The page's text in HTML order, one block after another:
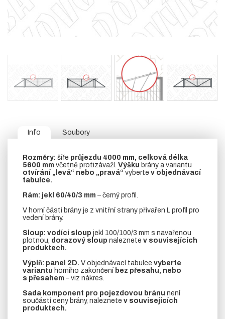
Info Soubory
Rozměry: šíře průjezdu 4000 mm, celková délka
5600 mm včetně protizávaží. Výšku brány a variantu
otvírání „levá“ nebo „pravá“ vyberte v objednávací
tabulce.
Rám: jekl 60/40/3 mm – černý profil.
V horní části brány je z vnitřní strany přivařen L profil pro
vedení brány.
Sloup: vodící sloup jekl 100/100/3 mm s navařenou
plotnou, dorazový sloup naleznete v souvisejících
produktech.
Výplň: panel 2D. V objednávací tabulce vyberte
variantu horního zakončení bez přesahu, nebo
s přesahem – viz nákres.
Sada komponent pro pojezdovou bránu není
součástí ceny brány, naleznete v souvisejících
produktech.